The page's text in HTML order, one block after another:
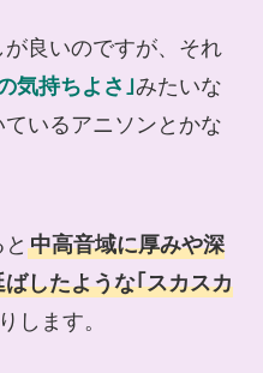
良いのですが、それ
気持ちよさ｣みたいな
いるアニソンとかな
中高音域に厚みや深
したような｢スカスカ
します。